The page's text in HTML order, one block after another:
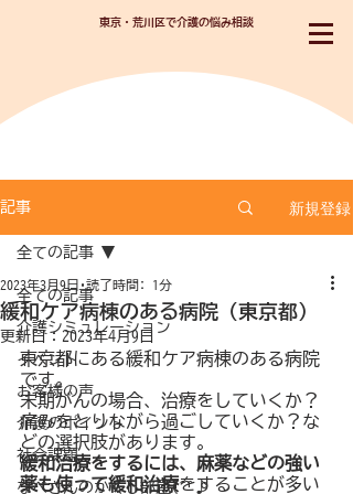
東京・荒川区で介護の悩み相談
記事 新規登録
全ての記事
介護シミュレーション
イベント
お客様の声
介護のポイント
社会課題
なべさんのかくし部屋(^^♪
全ての記事
緩和ケア病棟のある病院（東京都）
2023年3月9日 読了時間: 1分
更新日： 2023年4月9日
東京都にある緩和ケア病棟のある病院
です。
末期がんの場合、治療をしていくか？
痛みをとりながら過ごしていくか？な
どの選択肢があります。
緩和治療をするには、麻薬などの強い
薬も使って緩和治療をすることが多い